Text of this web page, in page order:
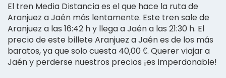
El tren Media Distancia es el que hace la ruta de
Aranjuez a Jaén más lentamente. Este tren sale de
Aranjuez a las 16:42 h y llega a Jaén a las 21:30 h. El
precio de este billete Aranjuez a Jaén es de los más
baratos, ya que solo cuesta 40,00 €. Querer viajar a
Jaén y perderse nuestros precios ¡es imperdonable!